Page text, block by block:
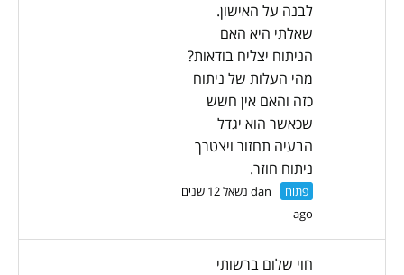
לבנה על האישון.
שאלתי היא האם
הניתוח יצליח בודאות?
מהי העלות של ניתוח
כזה והאם אין חשש
שכאשר הוא יגדל
הבעיה תחזור ויצטרך
ניתוח חוזר.
פתוח dan
נשאל 12 שנים
ago
חוי שלום ברשותי